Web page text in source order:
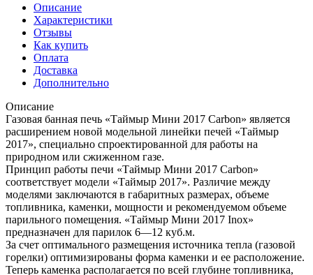
Описание
Характеристики
Отзывы
Как купить
Оплата
Доставка
Дополнительно
Описание
Газовая банная печь «Таймыр Мини 2017 Carbon» является
расширением новой модельной линейки печей «Таймыр
2017», специально спроектированной для работы на
природном или сжиженном газе.
Принцип работы печи «Таймыр Мини 2017 Carbon»
соответствует модели «Таймыр 2017». Различие между
моделями заключаются в габаритных размерах, объеме
топливника, каменки, мощности и рекомендуемом объеме
парильного помещения. «Таймыр Мини 2017 Inox»
предназначен для парилок 6—12 куб.м.
За счет оптимального размещения источника тепла (газовой
горелки) оптимизированы форма каменки и ее расположение.
Теперь каменка располагается по всей глубине топливника,